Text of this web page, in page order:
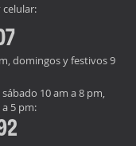
celular:
domingos y festivos 9
10 am a 8 pm,
5 pm: